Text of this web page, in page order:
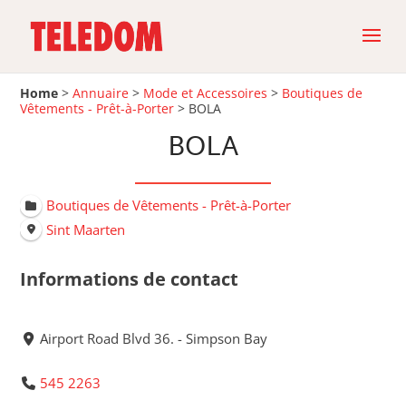
Home >Annuaire > Mode et Accessoires > Boutiques de
Vêtements - Prêt-à-Porter > BOLA
BOLA
Boutiques de Vêtements - Prêt-à-Porter
Sint Maarten
Informations de contact
Airport Road Blvd 36. - Simpson Bay
545 2263